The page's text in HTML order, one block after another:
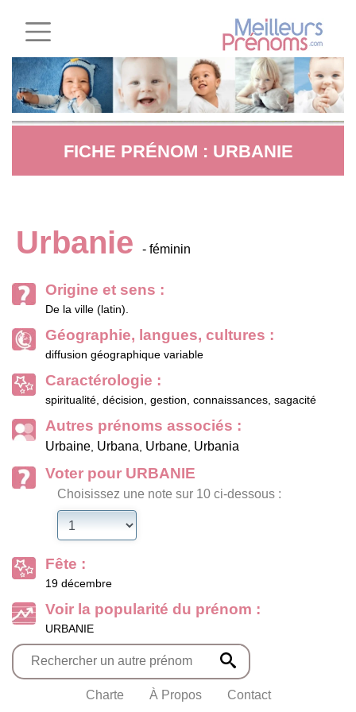
FICHE PRÉNOM : URBANIE
Urbanie - féminin
Origine et sens :
De la ville (latin).
Géographie, langues, cultures :
diffusion géographique variable
Caractérologie :
spiritualité, décision, gestion, connaissances, sagacité
Autres prénoms associés :
Urbaine, Urbana, Urbane, Urbania
Voter pour URBANIE
Choisissez une note sur 10 ci-dessous :
Fête :
19 décembre
Voir la popularité du prénom :
URBANIE
Charte À Propos Contact